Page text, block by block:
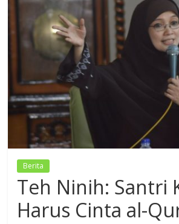
Fikir,
Ikhtiar
Berita
Teh Ninih: Santri
Harus Cinta al-